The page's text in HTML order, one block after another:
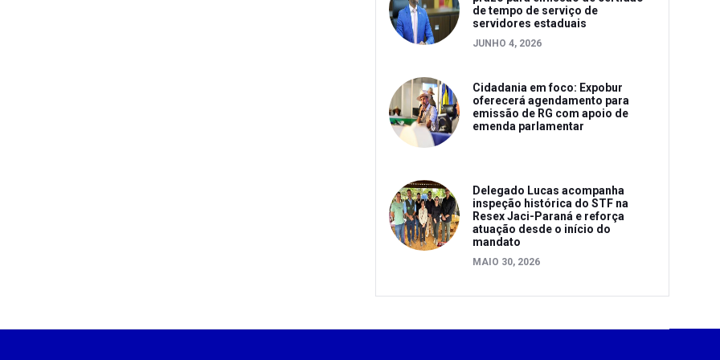
de tempo de serviço de
servidores estaduais
JUNHO 4, 2026
Cidadania em foco: Expobur
oferecerá agendamento para
emissão de RG com apoio de
emenda parlamentar
Delegado Lucas acompanha
inspeção histórica do STF na
Resex Jaci-Paraná e reforça
atuação desde o início do
mandato
MAIO 30, 2026